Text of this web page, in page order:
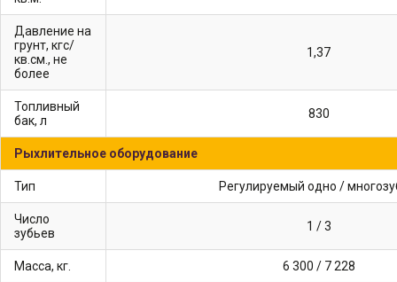
Давление на
грунт, кгс/
кв.см., не
более
1,37
Топливный
бак, л
830
Рыхлительное оборудование
Тип Регулируемый одно /
Число
зубьев
1 / 3
Масса, кг. 6 300 / 7 228